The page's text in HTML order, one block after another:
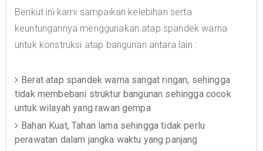
Berikut ini kami sampaikan kelebihan serta
keuntungannya menggunakan atap spandek warna
untuk konstruksi atap bangunan antara lain :
Berat atap spandek warna sangat ringan, sehingga
tidak membebani struktur bangunan sehingga cocok
untuk wilayah yang rawan gempa
Bahan Kuat, Tahan lama sehingga tidak perlu
perawatan dalam jangka waktu yang panjang